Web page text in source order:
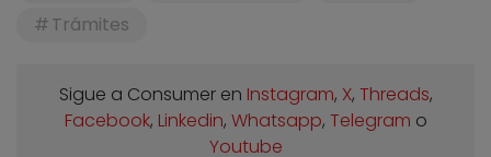
Trámites
Sigue a Consumer en Instagram, X, Threads,
Facebook, Linkedin, Whatsapp, Telegram o
Youtube